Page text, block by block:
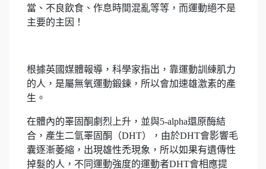
當、不良飲食、作息時間混亂等等，而運動絕不是
主要的主因！
根據英國媒體報導，科學家指出，靠運動訓練肌力
的人，是屬無氧運動鍛鍊，所以會加速雄激素的產
生。
在體內的睪固酮劇烈上升，並與5-alpha還原酶結
合，產生二氫睪固酮（DHT），由於DHT會影響毛
囊逐漸萎縮，出現雄性禿現象，所以如果有遺傳性
掉髮的人，不同運動強度的運動者DHT會相應提